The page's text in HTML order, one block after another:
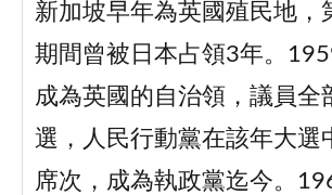
新加坡早年為英國殖民地，
期間曾被日本占領3年。
成為英國的自治領，議員全
選，人民行動黨在該年大選
席次，成為執政黨迄今。